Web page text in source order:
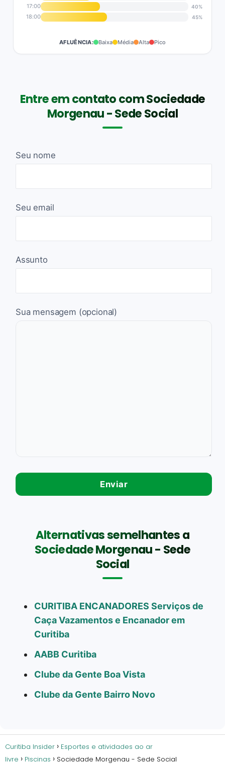
17:00 40%
18:00 45%
AFLUÊNCIA: Baixa Média Alta Pico
Entre em contato com Sociedade
Morgenau - Sede Social
Seu nome
Seu email
Assunto
Sua mensagem (opcional)
Alternativas semelhantes a
Sociedade Morgenau - Sede
Social
CURITIBA ENCANADORES Serviços de
Caça Vazamentos e Encanador em
Curitiba
AABB Curitiba
Clube da Gente Boa Vista
Clube da Gente Bairro Novo
Curitiba Insider
Esportes e atividades ao ar
livre
Piscinas Sociedade Morgenau - Sede Social